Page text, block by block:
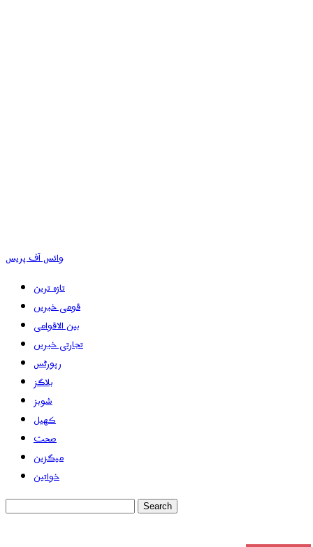
وائس آف پریس
تازہ ترین
قومی خبریں
بین الاقوامی
تجارتی خبریں
رپورٹس
بلاگز
شوبز
کھیل
صحت
میگزین
خواتین